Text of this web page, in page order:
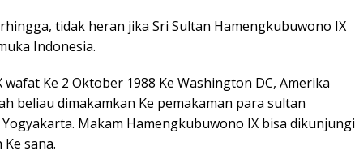
tidak heran jika Sri Sultan Hamengkubuwono IX
Indonesia.
Ke 2 Oktober 1988 Ke Washington DC, Amerika
beliau dimakamkan Ke pemakaman para sultan
Makam Hamengkubuwono IX bisa dikunjungi
sana.